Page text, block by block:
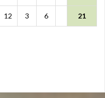
12 3 6 21